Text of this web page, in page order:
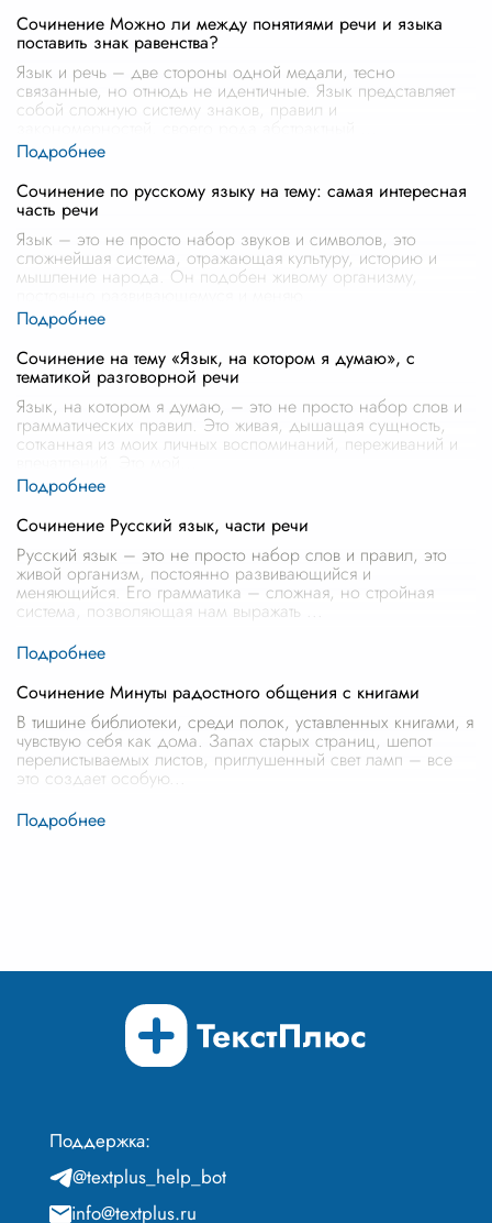
Сочинение Можно ли между понятиями речи и языка
поставить знак равенства?
Язык и речь – две стороны одной медали, тесно
связанные, но отнюдь не идентичные. Язык представляет
собой сложную систему знаков, правил и
Сочинение по русскому языку на тему: самая интересная
часть речи
Язык – это не просто набор звуков и символов, это
сложнейшая система, отражающая культуру, историю и
мышление народа. Он подобен живому организму,
Сочинение на тему «Язык, на котором я думаю», с
тематикой разговорной речи
Язык, на котором я думаю, – это не просто набор слов и
грамматических правил. Это живая, дышащая сущность,
сотканная из моих личных воспоминаний, переживаний и
Сочинение Русский язык, части речи
Русский язык – это не просто набор слов и правил, это
живой организм, постоянно развивающийся и
меняющийся. Его грамматика – сложная, но стройная
система, позволяющая нам выражать
Сочинение Минуты радостного общения с книгами
В тишине библиотеки, среди полок, уставленных книгами, я
чувствую себя как дома. Запах старых страниц, шепот
перелистываемых листов, приглушенный свет ламп – все
это создает особую
Поддержка:
@textplus_help_bot
info@textplus.ru